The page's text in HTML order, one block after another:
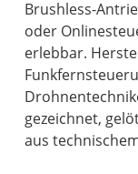
Brushless-
oder
erlebbar.
gezeichnet,